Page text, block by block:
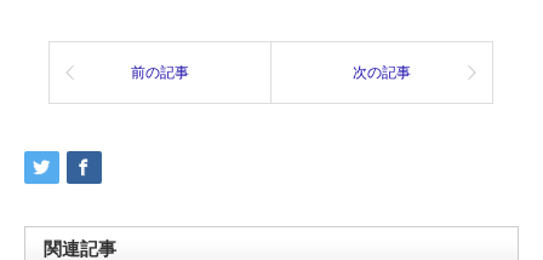
前の記事 次の記事
関連記事